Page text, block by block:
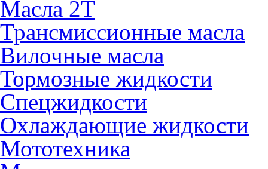
Масла 2Т
Трансмиссионные масла
Вилочные масла
Тормозные жидкости
Спецжидкости
Охлаждающие жидкости
Мототехника